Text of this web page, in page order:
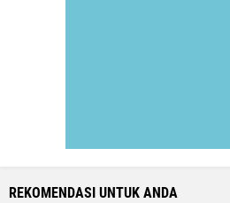
REKOMENDASI UNTUK ANDA